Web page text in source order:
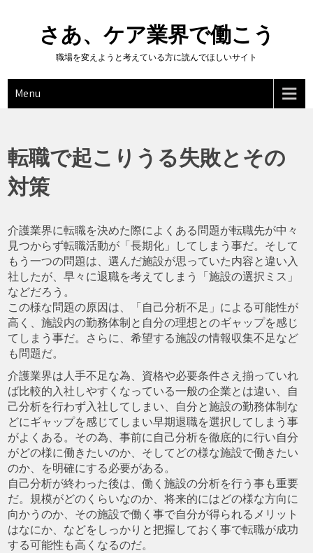
さあ、ケア業界で働こう
職場を変えようと考えている方に読んでほしいサイト
Menu
転職で起こりうる失敗とその
対策
介護業界に転職を決めた際によくある問題が転職先が中々
見つからず転職活動が「長期化」してしまう事だ。そして
もう一つの問題は、選んだ施設が思っていた内容と違い入
社したが、早々に退職を考えてしまう「施設の選択ミス」
などだろう。
この様な問題の原因は、「自己分析不足」による可能性が
高く、施設内の勤務体制と自分の理想とのギャップを感じ
てしまう事だ。さらに、希望する施設の情報収集不足など
も問題だ。
介護業界は人手不足な為、資格や必要条件さえ揃っていれ
ば比較的入社しやすくなっている一般の企業とは違い、自
己分析を行わず入社してしまい、自分と施設の勤務体制な
どにギャップを感じてしまい早期退職を選択してしまう事
がよくある。その為、事前に自己分析を徹底的に行い自分
がどの様に働きたいのか、そしてどの様な施設で働きたい
のか、を明確にする必要がある。
自己分析が終わった後は、働く施設の分析を行う事も重要
だ。規模がどのくらいなのか、将来的にはどの様な方向に
向かうのか、その施設で働く事で自分が得られるメリット
はなにか、などをしっかりと把握しておく事で転職が成功
する可能性も高くなるのだ。